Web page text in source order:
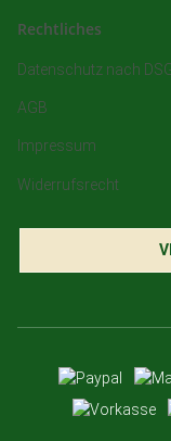
Rechtliches
Datenschutz nach
AGB
Impressum
Widerrufsrecht